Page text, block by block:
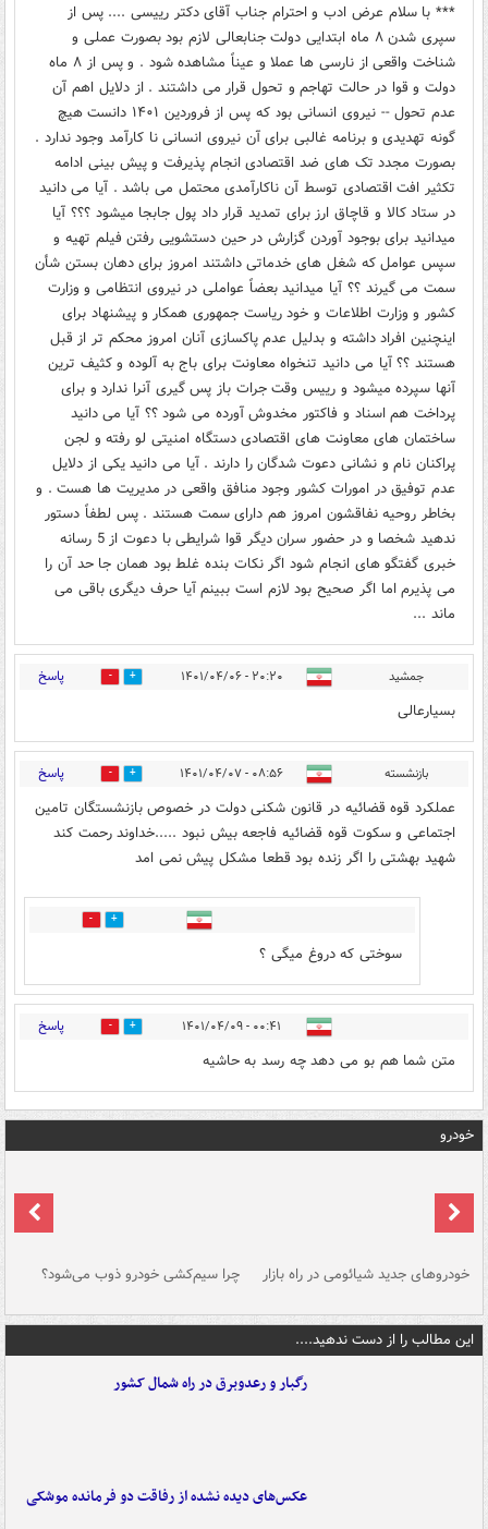
*** با سلام عرض ادب و احترام جناب آقای دکتر رییسی .... پس از
سپری شدن ۸ ماه ابتدایی دولت جنابعالی لازم بود بصورت عملی و
شناخت واقعی از نارسی ها عملا و عیناً مشاهده شود . و پس از ۸ ماه
دولت و قوا در حالت تهاجم و تحول قرار می داشتند . از دلایل اهم آن
عدم تحول -- نیروی انسانی بود که پس از فروردین ۱۴۰۱ دانست هیچ
گونه تهدیدی و برنامه غالبی برای آن نیروی انسانی نا کارآمد وجود ندارد .
بصورت مجدد تک های ضد اقتصادی انجام پذیرفت و پیش بینی ادامه
تکثیر افت اقتصادی توسط آن ناکارآمدی محتمل می باشد . آیا می دانید
در ستاد کالا و قاچاق ارز برای تمدید قرار داد پول جابجا میشود ؟؟؟ آیا
میدانید برای بوجود آوردن گزارش در حین دستشویی رفتن فیلم تهیه و
سپس عوامل که شغل های خدماتی داشتند امروز برای دهان بستن شأن
سمت می گیرند ؟؟ آیا میدانید بعضاً عواملی در نیروی انتظامی و وزارت
کشور و وزارت اطلاعات و خود ریاست جمهوری همکار و پیشنهاد برای
اینچنین افراد داشته و بدلیل عدم پاکسازی آنان امروز محکم تر از قبل
هستند ؟؟ آیا می دانید تنخواه معاونت برای باج به آلوده و کثیف ترین
آنها سپرده میشود و رییس وقت جرات باز پس گیری آنرا ندارد و برای
پرداخت هم اسناد و فاکتور مخدوش آورده می شود ؟؟ آیا می دانید
ساختمان های معاونت های اقتصادی دستگاه امنیتی لو رفته و لجن
پراکنان نام و نشانی دعوت شدگان را دارند . آیا می دانید یکی از دلایل
عدم توفیق در امورات کشور وجود منافق واقعی در مدیریت ها هست . و
بخاطر روحیه نفاقشون امروز هم دارای سمت هستند . پس لطفاً دستور
ندهید شخصا و در حضور سران دیگر قوا شرایطی با دعوت از 5 رسانه
خبری گفتگو های انجام شود اگر نکات بنده غلط بود همان جا حد آن را
می پذیرم اما اگر صحیح بود لازم است ببینم آیا حرف دیگری باقی می
ماند ...
جمشید ۲۰:۲۰ - ۱۴۰۱/۰۴/۰۶ 0 پاسخ
بسیارعالی
بازنشسته ۰۸:۵۶ - ۱۴۰۱/۰۴/۰۷ 0 پاسخ
عملکرد قوه قضائیه در قانون شکنی دولت در خصوص بازنشستگان تامین
اجتماعی و سکوت قوه قضائیه فاجعه بیش نبود .....خداوند رحمت کند
شهید بهشتی را اگر زنده بود قطعا مشکل پیش نمی امد
0
سوختی که دروغ میگی ؟
۰۰:۴۱ - ۱۴۰۱/۰۴/۰۹ 0 پاسخ
متن شما هم بو می دهد چه رسد به حاشیه
خودرو
خودروهای جدید شیائومی در راه بازار چرا سیم‌کشی خودرو ذوب می‌شود؟
این مطالب را از دست ندهید....
رگبار و رعدوبرق در راه شمال کشور
عکس‌های دیده نشده از رفاقت دو فرمانده‌ موشکی